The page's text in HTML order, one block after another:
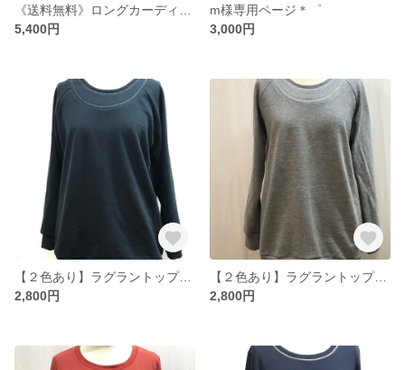
5,400円
m様専用ページ＊゜
3,000円
【２色あり】ラグラントップス＊ブラック Ｍsize
2,800円
【２色あり】ラグラントップス＊グレー Ｍsize
2,800円